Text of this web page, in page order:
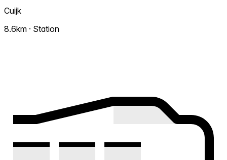
Cuijk
8.6km · Station